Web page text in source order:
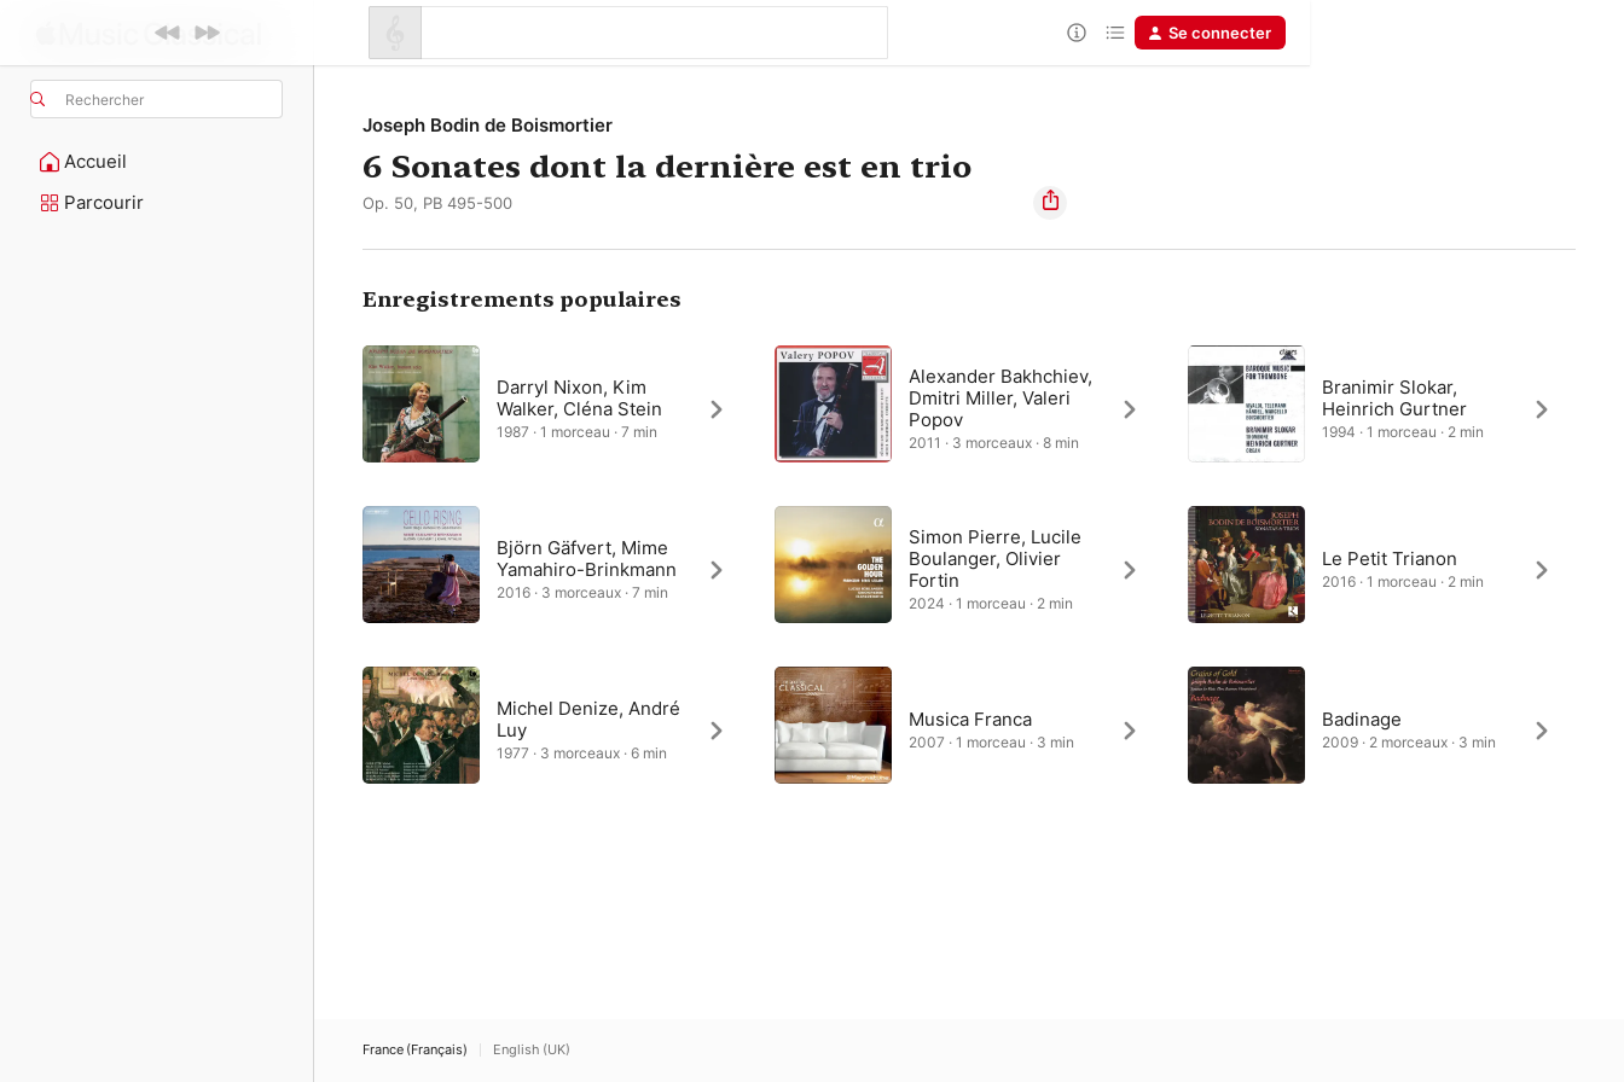
Rechercher
Accueil
Parcourir
Se connecter
Joseph Bodin de Boismortier
6 Sonates dont la dernière est en trio
Op. 50, PB 495-500
Enregistrements populaires
Darryl Nixon, Kim
Walker, Cléna Stein
1987 · 1 morceau · 7 min
Björn Gäfvert, Mime
Yamahiro-Brinkmann
2016 · 3 morceaux · 7 min
Michel Denize, André
Luy
1977 · 3 morceaux · 6 min
Alexander Bakhchiev,
Dmitri Miller, Valeri
Popov
2011 · 3 morceaux · 8 min
Simon Pierre, Lucile
Boulanger, Olivier
Fortin
2024 · 1 morceau · 2 min
Musica Franca
2007 · 1 morceau · 3 min
Branimir Slokar,
Heinrich Gurtner
1994 · 1 morceau · 2 min
Le Petit Trianon
2016 · 1 morceau · 2 min
Badinage
2009 · 2 morceaux · 3 min
France (Français) English (UK)